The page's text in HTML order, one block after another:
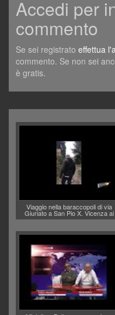
Accedi per
commento
Se sei registrato effettua
commento. Se non sei
è gratis.
Viaggio nella baraccopoli di via
Giuriato a San Pio X. Vicenza ai
Vicentini: “faremo un regalo di